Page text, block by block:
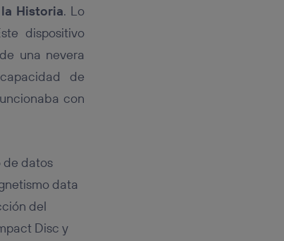
Historia. Lo
dispositivo
una nevera
de
con
de datos
data
del
Disc y